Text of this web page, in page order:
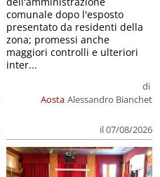
Aosta
di
Alessandro Bianchet
il 07/08/2026
comunale dopo l'esposto
presentato da residenti della
zona; promessi anche
maggiori controlli e ulteriori
inter...